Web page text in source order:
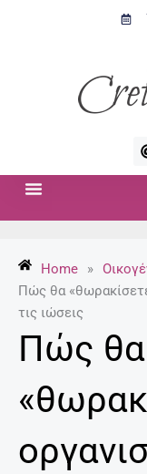
Home »
Πώς θα
τις ιώσεις
Πώς θα